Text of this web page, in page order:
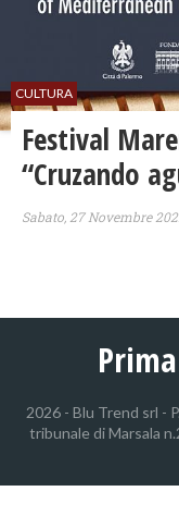
CULTURA
Festival
“Cruzando
Sabato, 27 Novembre
2026 - Blu Trend srl -
tribunale di Marsala